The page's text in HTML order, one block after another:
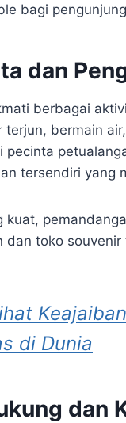
bagi
dan
berbagai
terjun, bermain
pecinta
tersendiri yang
kuat,
dan toko
di Dunia
dan